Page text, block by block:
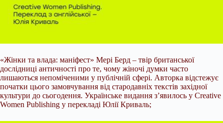
«Жінки та влада: маніфест» Мері Берд – твір британської
дослідниці античності про те, чому жіночі думки часто
лишаються непоміченими у публічній сфері. Авторка відстежує
початки цього замовчування від стародавніх текстів західної
культури до сьогодення. Українське видання з’явилось у Creative
Women Publishing у перекладі Юлії Криваль;